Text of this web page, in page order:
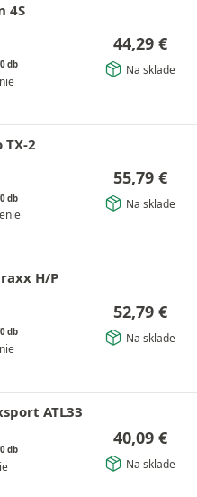
4S
db
44,29 €
Na sklade
2
db
55,79 €
Na sklade
H/P
db
52,79 €
Na sklade
ATL33
db
40,09 €
Na sklade